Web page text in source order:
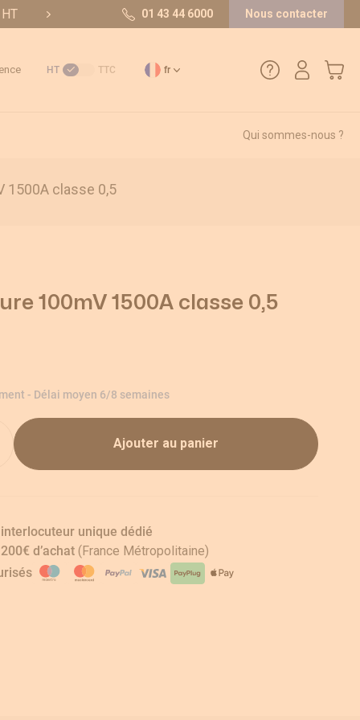
10/10 sur 36 avis
01 43 44 6000 Nous contacter
Comment créer un compte ?
Mon
HT TTC fr
Qui sommes-nous ?
1500A classe 0,5
100mV 1500A classe 0,5
- Délai moyen 6/8 semaines
Ajouter au panier
unique dédié
d’achat(France Métropolitaine)